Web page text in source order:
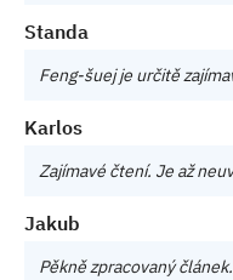
Standa
Feng-šuej je určitě
Karlos
Zajímavé čtení. Je až
Jakub
Pěkně zpracovaný